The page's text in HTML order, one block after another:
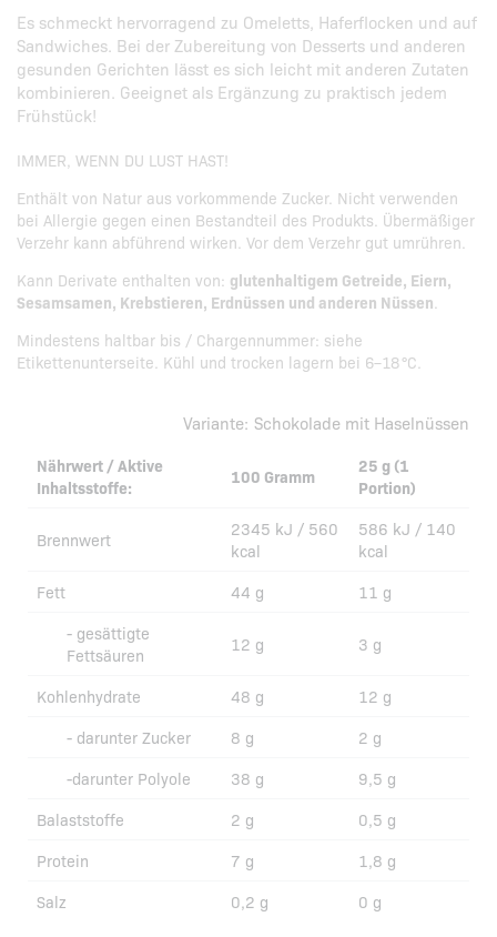
Es schmeckt hervorragend zu Omeletts, Haferflocken und auf
Sandwiches. Bei der Zubereitung von Desserts und anderen
gesunden Gerichten lässt es sich leicht mit anderen Zutaten
kombinieren. Geeignet als Ergänzung zu praktisch jedem
Frühstück!
IMMER, WENN DU LUST HAST!
Enthält von Natur aus vorkommende Zucker. Nicht verwenden
bei Allergie gegen einen Bestandteil des Produkts. Übermäßiger
Verzehr kann abführend wirken. Vor dem Verzehr gut umrühren.
Kann Derivate enthalten von: glutenhaltigem Getreide, Eiern,
Sesamsamen, Krebstieren, Erdnüssen und anderen Nüssen.
Mindestens haltbar bis / Chargennummer: siehe
Etikettenunterseite. Kühl und trocken lagern bei 6–18 °C.
Variante: Schokolade mit Haselnüssen
Nährwert / Aktive
Inhaltsstoffe:
100 Gramm
25 g (1
Portion)
Brennwert
2345 kJ / 560
kcal
586 kJ / 140
kcal
Fett
44 g
11 g
- gesättigte
Fettsäuren
12 g 3 g
Kohlenhydrate 48 g
12 g
- darunter Zucker
8 g
2 g
-darunter Polyole
38 g
9,5 g
Balaststoffe
2 g
0,5 g
Protein
7 g
1,8 g
Salz
0,2 g 0 g